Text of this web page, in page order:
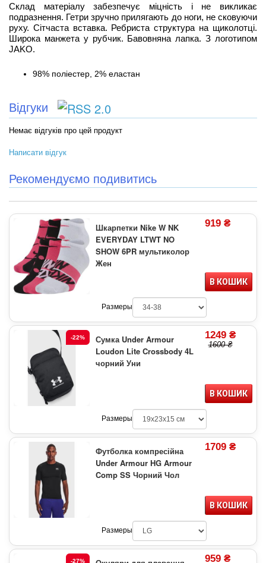
Склад матеріалу забезпечує міцність і не викликає
подразнення. Гетри зручно прилягають до ноги, не сковуючи
руху. Сітчаста вставка. Ребриста структура на щиколотці.
Широка манжета у рубчик. Бавовняна лапка. З логотипом
JAKO.
98% поліестер, 2% еластан
Відгуки
Немає відгуків про цей продукт
Написати відгук
Рекомендуємо подивитись
Шкарпетки Nike W NK
EVERYDAY LTWT NO
SHOW 6PR мультиколор
Жен
919 ₴
В КОШИК
Размеры
-22%
Сумка Under Armour
Loudon Lite Crossbody 4L
чорний Уни
1249 ₴
1600 ₴
В КОШИК
Размеры
Футболка компресійна
Under Armour HG Armour
Comp SS Чорний Чол
1709 ₴
В КОШИК
Размеры
-27% 959 ₴